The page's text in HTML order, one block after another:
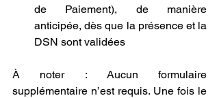
de Paiement), de manière
anticipée, dès que la présence et la
DSN sont validées
À noter : Aucun formulaire
supplémentaire n’est requis. Une fois le